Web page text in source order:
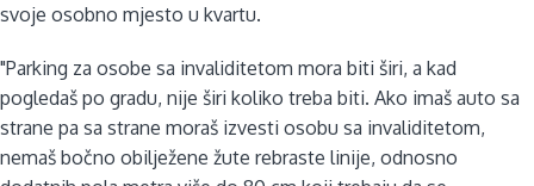
svoje osobno mjesto u kvartu.
"Parking za osobe sa invaliditetom mora biti širi, a kad
pogledaš po gradu, nije širi koliko treba biti. Ako imaš auto sa
strane pa sa strane moraš izvesti osobu sa invaliditetom,
nemaš bočno obilježene žute rebraste linije, odnosno